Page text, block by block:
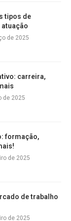
tipos de
de 2025
carreira,
de 2025
formação,
de 2025
de trabalho
de 2025